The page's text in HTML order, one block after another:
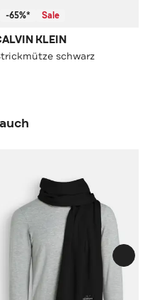
-65%* Sale
KLEIN
schwarz